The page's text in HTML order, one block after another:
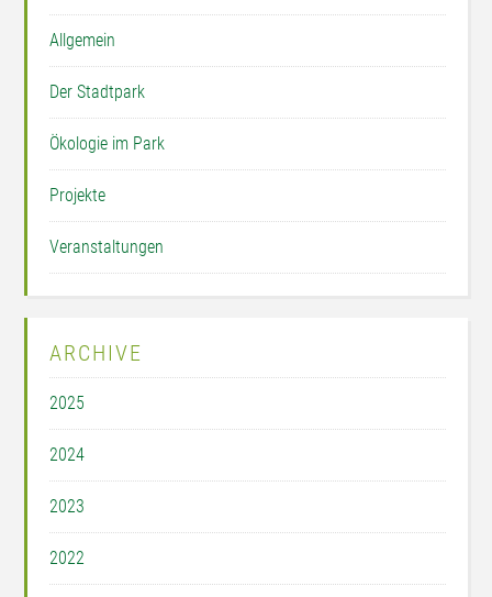
Allgemein
Der Stadtpark
Ökologie im Park
Projekte
Veranstaltungen
ARCHIVE
2025
2024
2023
2022